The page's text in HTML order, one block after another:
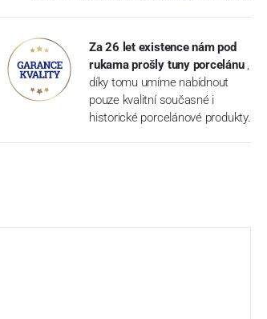
Za 26 let existence nám pod
rukama prošly tuny porcelánu ,
díky tomu umíme nabídnout
pouze kvalitní současné i
historické porcelánové produkty.